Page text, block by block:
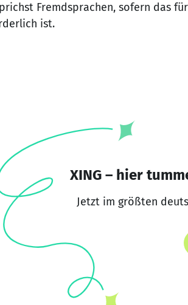
Fremdsprachen, sofern das
ist.
XING – hier
Jetzt im größten